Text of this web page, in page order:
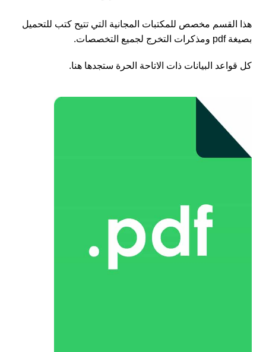
هذا القسم مخصص للمكتبات المجانية التي تتيح كتب للتحميل
بصيغة pdf ومذكرات التخرج لجميع التخصصات.
كل قواعد البيانات ذات الاتاحة الحرة ستجدها هنا.